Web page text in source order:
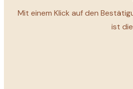
Mit einem Klick auf den
ist